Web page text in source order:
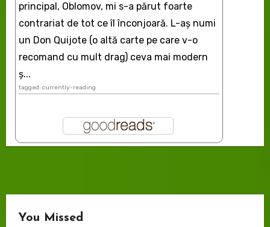
principal, Oblomov, mi s-a părut foarte
contrariat de tot ce îl înconjoară. L-aş numi
un Don Quijote (o altă carte pe care v-o
recomand cu mult drag) ceva mai modern
ș...
tagged: currently-reading
You Missed